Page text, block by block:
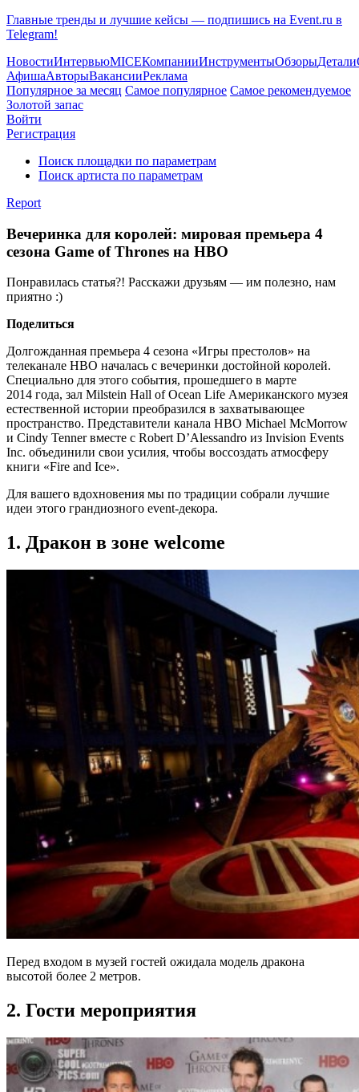
Главные тренды и лучшие кейсы — подпишись на Event.ru в
Telegram!
НовостиИнтервьюMICEКомпанииИнструментыОбзорыДетали
АфишаАвторыВакансииРеклама
Популярное за месяц Самое популярное Самое рекомендуемое
Золотой запас
Войти
Регистрация
Поиск площадки по параметрам
Поиск артиста по параметрам
Report
Вечеринка для королей: мировая премьера 4
сезона Game of Thrones на HBO
Понравилась статья?! Расскажи друзьям — им полезно, нам
приятно :)
Поделиться
Долгожданная премьера 4 сезона «Игры престолов» на
телеканале HBO началась с вечеринки достойной королей.
Специально для этого события, прошедшего в марте
2014 года, зал Milstein Hall of Ocean Life Американского музея
естественной истории преобразился в захватывающее
пространство. Представители канала HBO Michael McMorrow
и Cindy Tenner вместе с Robert D’Alessandro из Invision Events
Inc. объединили свои усилия, чтобы воссоздать атмосферу
книги «Fire and Ice».
Для вашего вдохновения мы по традиции собрали лучшие
идеи этого грандиозного event-декора.
1. Дракон в зоне welcome
Перед входом в музей гостей ожидала модель дракона
высотой более 2 метров.
2. Гости мероприятия